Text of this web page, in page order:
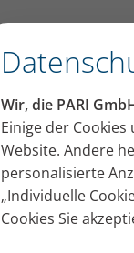
Wir, die PARI
Einige der
Website. Andere
personalisierte
„Individuelle
Cookies Sie